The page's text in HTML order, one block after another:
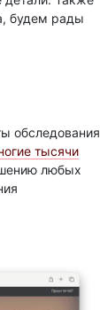
будем рады
обследования
тысячи
любых